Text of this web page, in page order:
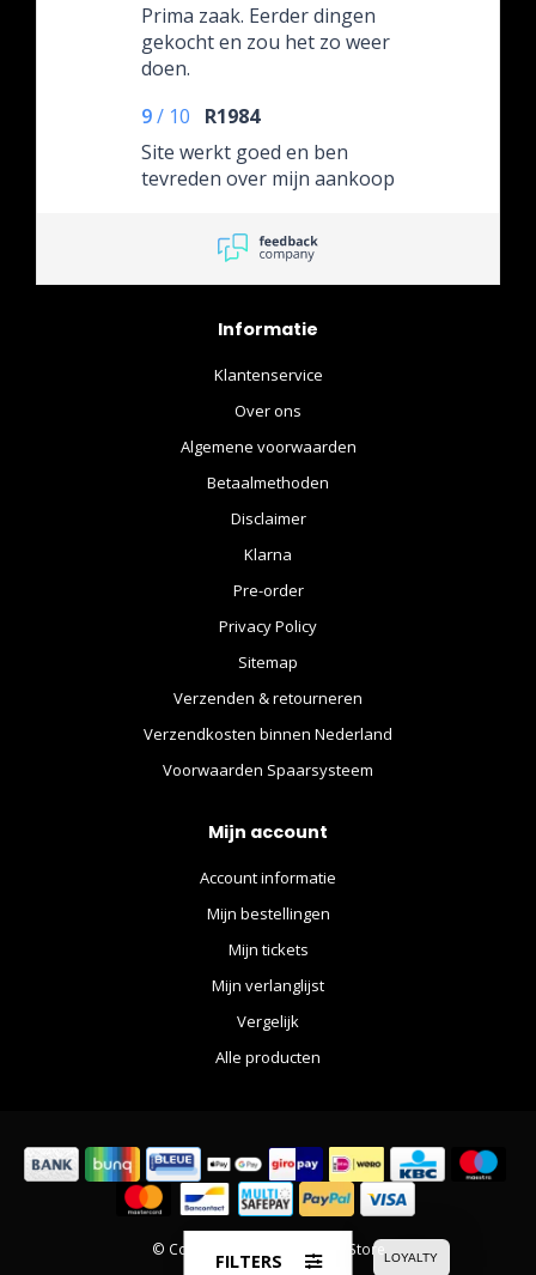
Prima zaak. Eerder dingen
gekocht en zou het zo weer
doen.
9/ 10
R1984
Site werkt goed en ben
tevreden over mijn aankoop
Informatie
Klantenservice
Over ons
Algemene voorwaarden
Betaalmethoden
Disclaimer
Klarna
Pre-order
Privacy Policy
Sitemap
Verzenden & retourneren
Verzendkosten binnen Nederland
Voorwaarden Spaarsysteem
Mijn account
Account informatie
Mijn bestellingen
Mijn tickets
Mijn verlanglijst
Vergelijk
Alle producten
© Copyright 2026 The Movie Store
FILTERS LOYALTY